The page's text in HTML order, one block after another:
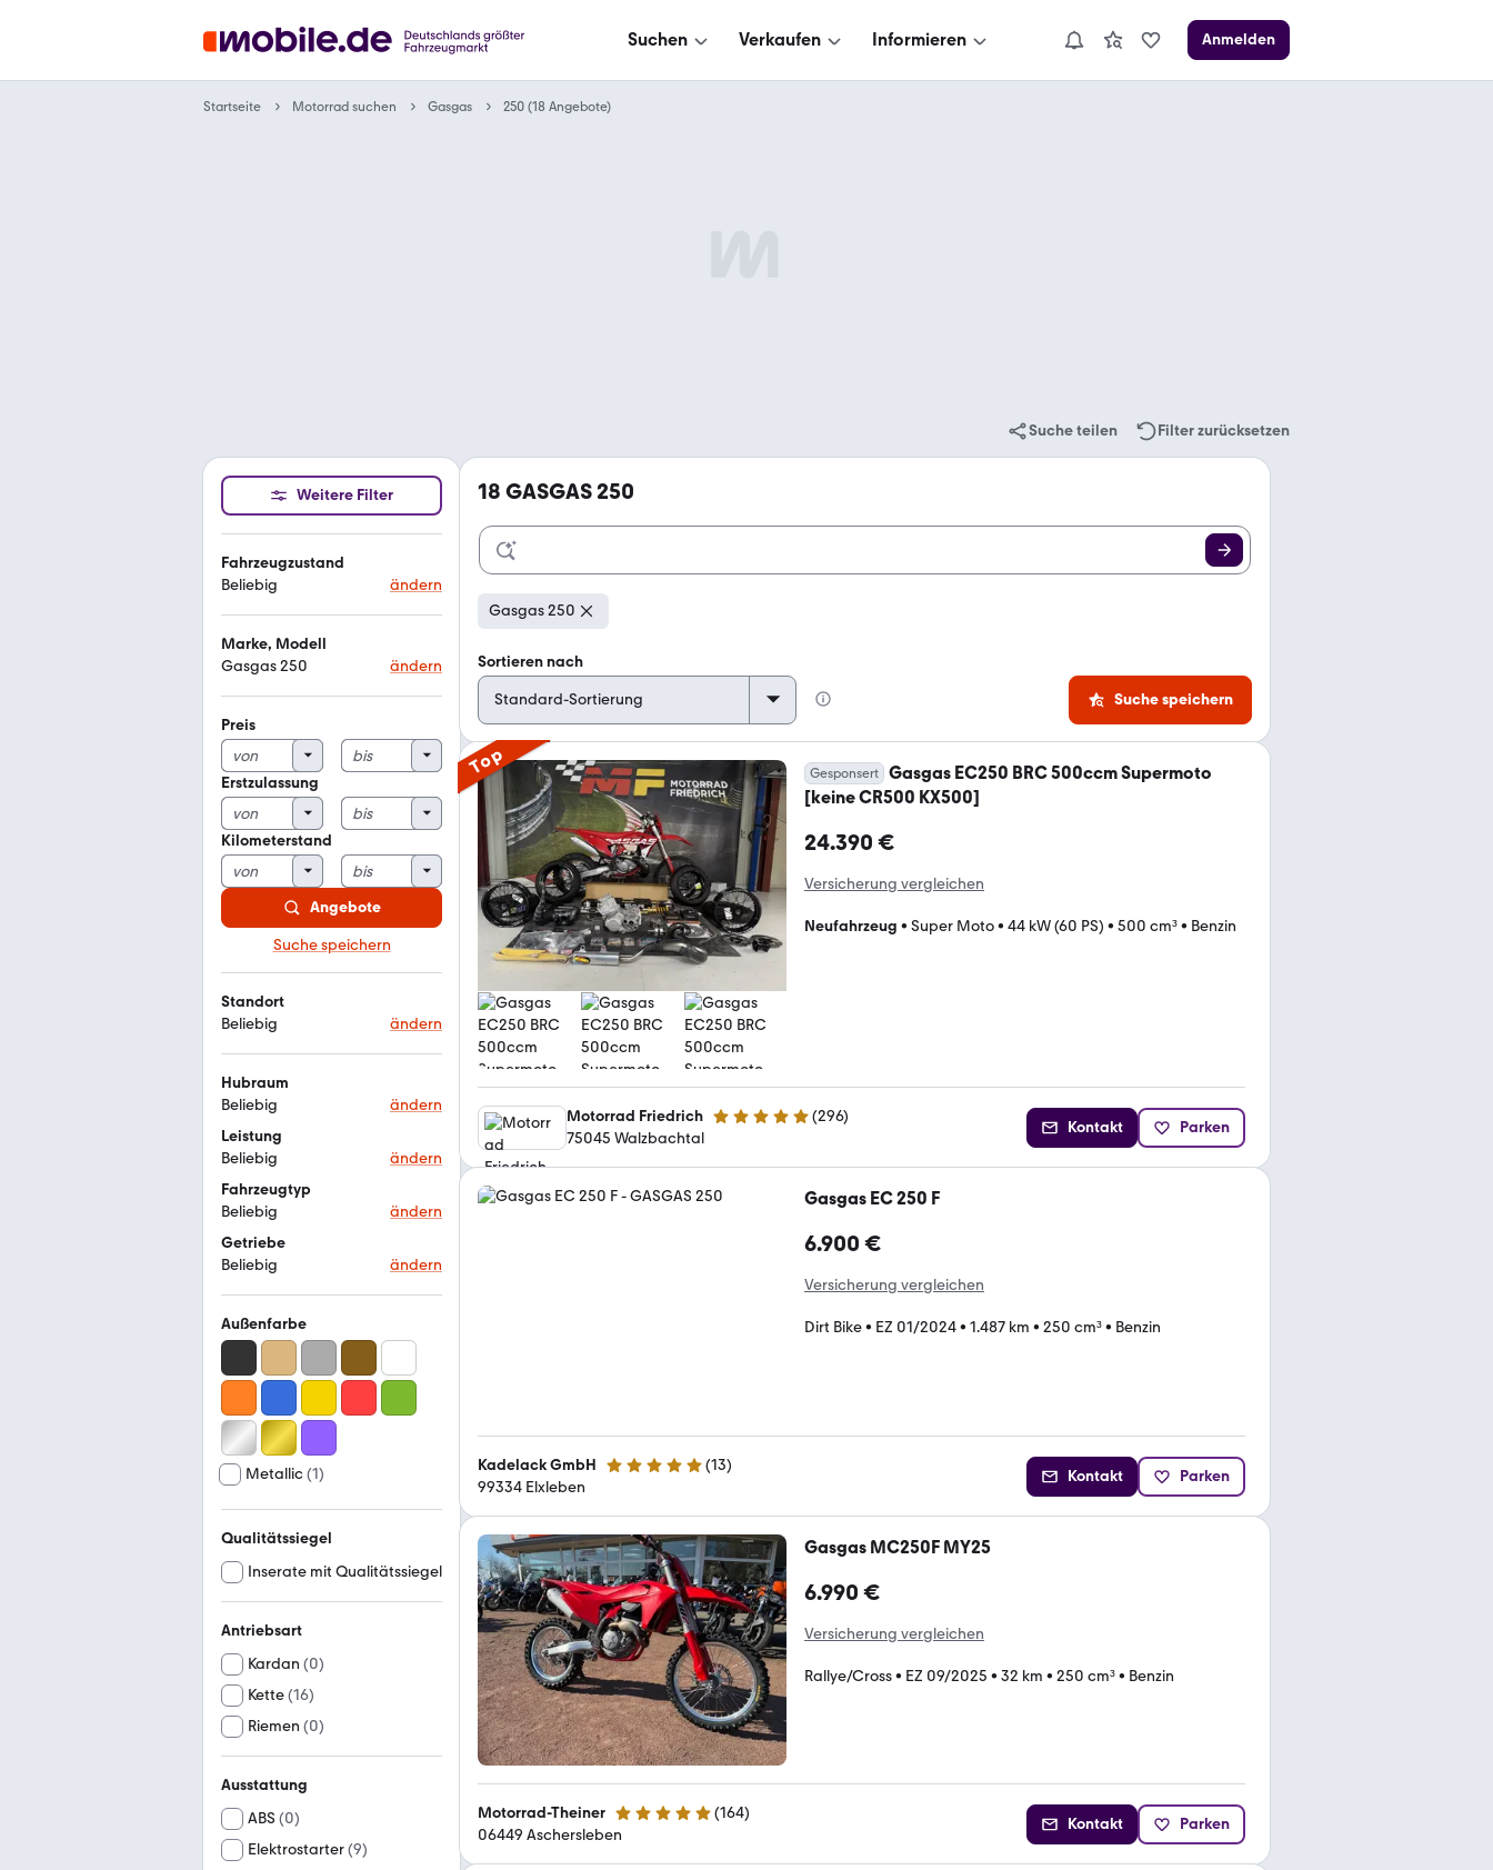
Suchen Verkaufen Informieren Anmelden
Startseite Motorrad suchen Gasgas 250 (18 Angebote)
Suche teilen Filter zurücksetzen
Weitere Filter
Fahrzeugzustand
Beliebig
ändern
Marke, Modell
Gasgas 250
ändern
Preis
Erstzulassung
Kilometerstand
Angebote
Suche speichern
Standort
Beliebig
ändern
Hubraum
Beliebig
ändern
Leistung
Beliebig
ändern
Fahrzeugtyp
Beliebig
ändern
Getriebe
Beliebig
ändern
Außenfarbe
Metallic(1)
Qualitätssiegel
Inserate mit Qualitätssiegel
Antriebsart
Kardan (0)
Kette(16)
Riemen (0)
Ausstattung
ABS (0)
Elektrostarter(9)
18 GASGAS 250
Gasgas 250
Sortieren nach
Suche speichern
Top Gesponsert
Gasgas EC250 BRC 500ccm Supermoto
[keine CR500 KX500]
24.390 €
Versicherung vergleichen
Neufahrzeug • Super Moto• 44 kW (60 PS) • 500 cm³• Benzin
Motorrad Friedrich 4.8 Sterne (296)
75045 Walzbachtal
Kontakt Parken
Gasgas EC 250 F
6.900 €
Versicherung vergleichen
Dirt Bike• EZ 01/2024• 1.487 km • 250 cm³• Benzin
Kadelack GmbH 5 Sterne (13)
99334 Elxleben
Kontakt Parken
Gasgas MC250F MY25
6.990 €
Versicherung vergleichen
Rallye/Cross• EZ 09/2025 • 32 km • 250 cm³• Benzin
Motorrad-Theiner 4.8 Sterne (164)
06449 Aschersleben
Kontakt Parken